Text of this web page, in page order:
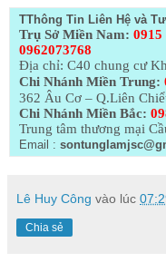
TThông Tin Liên Hệ và
Trụ Sở Miền Nam: 0915
0962073768
Địa chỉ: C40 chung cư
Chi Nhánh Miền Trung:
362 Âu Cơ – Q.Liên
Chi Nhánh Miền Bắc:
Trung tâm thương mại
Email :
Lê Huy Công vào lúc
Chia sẻ